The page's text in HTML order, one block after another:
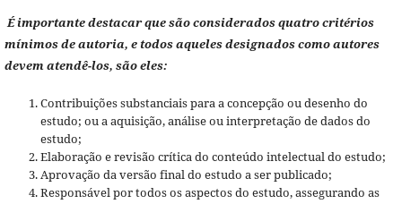
É importante destacar que são considerados quatro critérios
mínimos de autoria, e todos aqueles designados como autores
devem atendê-los, são eles:
Contribuições substanciais para a concepção ou desenho do
estudo; ou a aquisição, análise ou interpretação de dados do
estudo;
Elaboração e revisão crítica do conteúdo intelectual do estudo;
Aprovação da versão final do estudo a ser publicado;
Responsável por todos os aspectos do estudo, assegurando as